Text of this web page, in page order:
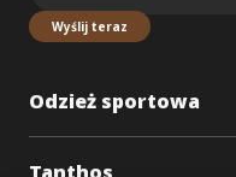
Wyślij teraz
Odzież sportowa